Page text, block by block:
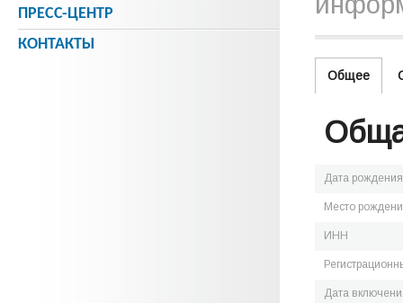
Общее
Дата рождения
Место
ИНН
Дата
ПРЕСС-ЦЕНТР
КОНТАКТЫ